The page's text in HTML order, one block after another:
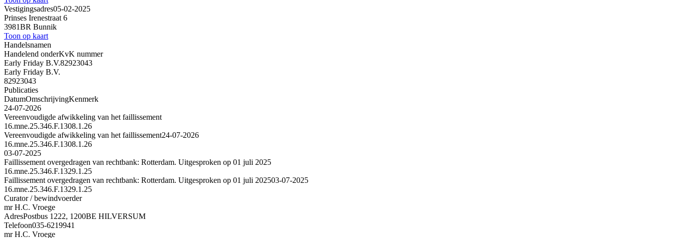
Vestigingsadres05-02-2025
Prinses Irenestraat 6
3981BR Bunnik
Toon op kaart
Handelsnamen
Handelend onderKvK nummer
Early Friday B.V.82923043
Early Friday B.V.
82923043
Publicaties
DatumOmschrijvingKenmerk
24-07-2026
Vereenvoudigde afwikkeling van het faillissement
16.mne.25.346.F.1308.1.26
Vereenvoudigde afwikkeling van het faillissement24-07-2026
16.mne.25.346.F.1308.1.26
03-07-2025
Faillissement overgedragen van rechtbank: Rotterdam. Uitgesproken op 01 juli 2025
16.mne.25.346.F.1329.1.25
Faillissement overgedragen van rechtbank: Rotterdam. Uitgesproken op 01 juli 202503-07-2025
16.mne.25.346.F.1329.1.25
Curator / bewindvoerder
mr H.C. Vroege
AdresPostbus 1222, 1200BE HILVERSUM
Telefoon035-6219941
mr H.C. Vroege